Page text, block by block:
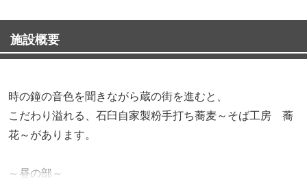
施設概要
時の鐘の音色を聞きながら蔵の街を進むと、
こだわり溢れる、石臼自家製粉手打ち蕎麦～そば工房 蕎
花～があります。
～昼の部～